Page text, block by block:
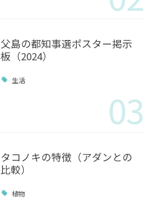
父島の都知事選ポスター掲示
板（2024）
生活
03
タコノキの特徴（アダンとの
比較）
植物